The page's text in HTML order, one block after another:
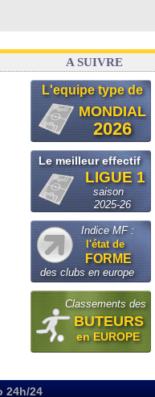
A SUIVRE
L'equipe type de
MONDIAL
2026
Le meilleur effectif
LIGUE 1
saison
2025-26
Indice MF :
l'état de
FORME
des clubs en europe
Classements des
BUTEURS
en EUROPE
24h/24